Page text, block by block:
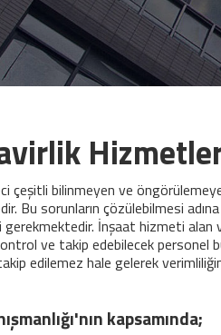
Hizmetleri
çeşitli bilinmeyen ve
Bu sorunların çözülebilmesi
İnşaat hizmeti alan
ve takip edebilecek personel
edilemez hale gelerek
kapsamında;